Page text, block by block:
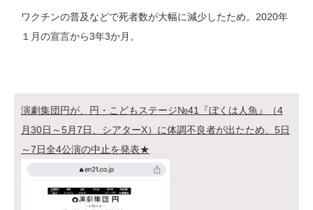
ワクチンの普及などで死者数が大幅に減少したため。2020年
１月の宣言から3年3か月。
演劇集団円が、円・こどもステージ№41『ぼくは人魚』（4
月30日～5月7日、シアターX）に体調不良者が出たため、5日
～7日全4公演の中止を発表★